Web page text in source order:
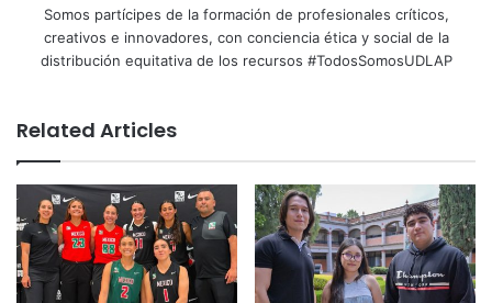
Somos partícipes de la formación de profesionales críticos,
creativos e innovadores, con conciencia ética y social de la
distribución equitativa de los recursos #TodosSomosUDLAP
Related Articles